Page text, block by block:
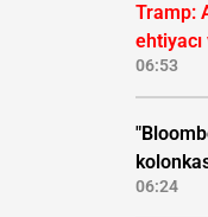
Tramp:
ehtiyacı
06:53
06:24